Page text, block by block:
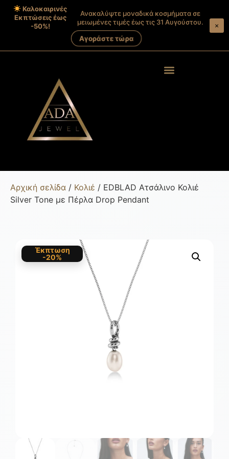
Καλοκαιρινές
Εκπτώσεις έως
-50%!
Ανακαλύψτε μοναδικά κοσμήματα σε
μειωμένες τιμές έως τις 31 Αυγούστου.
Αγοράστε τώρα
×
Αρχική σελίδα / Κολιέ / EDBLAD Ατσάλινο Κολιέ
Silver Tone με Πέρλα Drop Pendant
Έκπτωση
-20%